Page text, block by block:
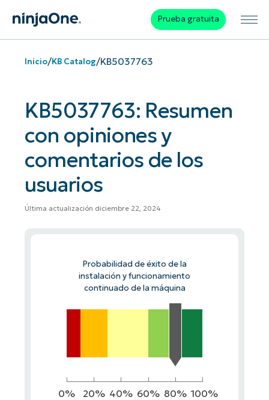
Prueba gratuita
Inicio/KB Catalog/KB5037763
KB5037763: Resumen
con opiniones y
comentarios de los
usuarios
Última actualización diciembre 22, 2024
Probabilidad de éxito de la
instalación y funcionamiento
continuado de la máquina
0% 20% 40% 60% 80% 100%